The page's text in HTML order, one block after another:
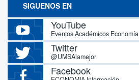
SIGUENOS EN
YouTube
Eventos Académicos Economía
Twitter
@UMSAlamejor
Facebook